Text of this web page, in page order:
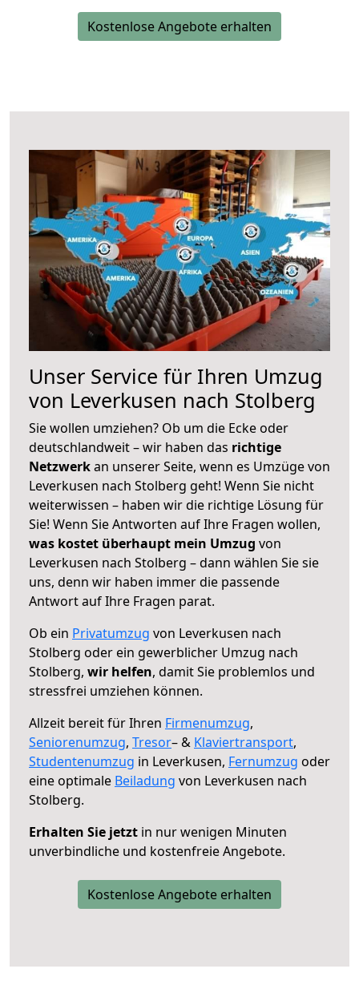
Kostenlose Angebote erhalten
Unser Service für Ihren Umzug
von Leverkusen nach Stolberg
Sie wollen umziehen? Ob um die Ecke oder
deutschlandweit – wir haben das richtige
Netzwerkan unserer Seite, wenn es Umzüge von
Leverkusen nach Stolberg geht! Wenn Sie nicht
weiterwissen – haben wir die richtige Lösung für
Sie! Wenn Sie Antworten auf Ihre Fragen wollen,
was kostet überhaupt mein Umzug von
Leverkusen nach Stolberg – dann wählen Sie sie
uns, denn wir haben immer die passende
Antwort auf Ihre Fragen parat.
Ob ein Privatumzug von Leverkusen nach
Stolberg oder ein gewerblicher Umzug nach
Stolberg, wir helfen, damit Sie problemlos und
stressfrei umziehen können.
Allzeit bereit für Ihren Firmenumzug,
Seniorenumzug, Tresor– & Klaviertransport,
Studentenumzug in Leverkusen, Fernumzug oder
eine optimale Beiladung von Leverkusen nach
Stolberg.
Erhalten Sie jetzt in nur wenigen Minuten
unverbindliche und kostenfreie Angebote.
Kostenlose Angebote erhalten